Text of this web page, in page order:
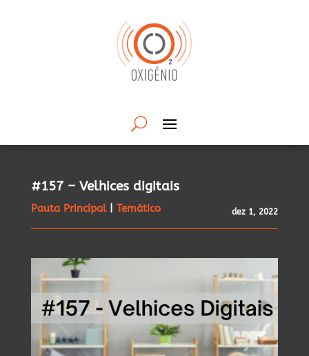
#157 – Velhices digitais
Pauta Principal| Temático dez 1, 2022